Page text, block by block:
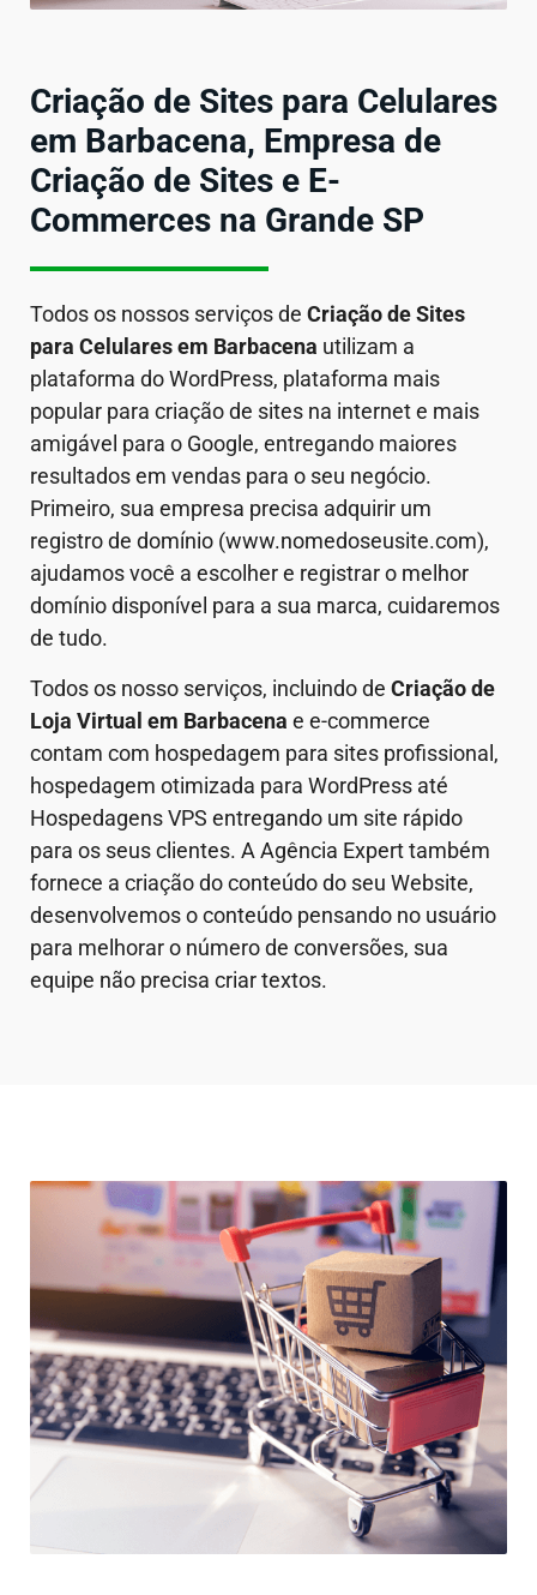
Criação de Sites para Celulares
em Barbacena, Empresa de
Criação de Sites e E-
Commerces na Grande SP
Todos os nossos serviços de Criação de Sites
para Celulares em Barbacena utilizam a
plataforma do WordPress, plataforma mais
popular para criação de sites na internet e mais
amigável para o Google, entregando maiores
resultados em vendas para o seu negócio.
Primeiro, sua empresa precisa adquirir um
registro de domínio (www.nomedoseusite.com),
ajudamos você a escolher e registrar o melhor
domínio disponível para a sua marca, cuidaremos
de tudo.
Todos os nosso serviços, incluindo de Criação de
Loja Virtual em Barbacena e e-commerce
contam com hospedagem para sites profissional,
hospedagem otimizada para WordPress até
Hospedagens VPS entregando um site rápido
para os seus clientes. A Agência Expert também
fornece a criação do conteúdo do seu Website,
desenvolvemos o conteúdo pensando no usuário
para melhorar o número de conversões, sua
equipe não precisa criar textos.